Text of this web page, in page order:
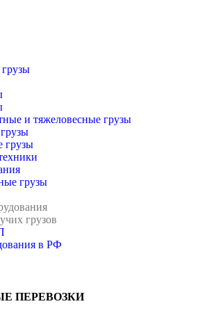
и тяжеловесные грузы
грузы
грузы
грузов
в РФ
ПЕРЕВОЗКИ